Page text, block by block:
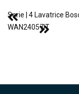
Serie | 4 Lavatrice
WAN24057IT